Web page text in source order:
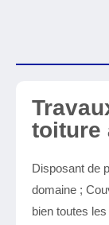
toiture
Disposant de
domaine ;
bien toutes